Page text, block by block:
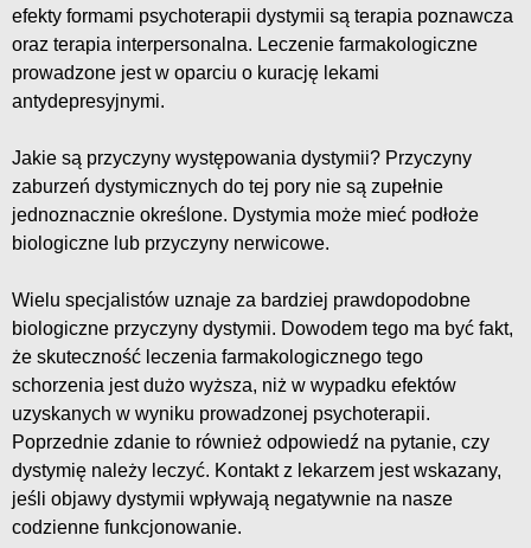
efekty formami psychoterapii dystymii są terapia poznawcza
oraz terapia interpersonalna. Leczenie farmakologiczne
prowadzone jest w oparciu o kurację lekami
antydepresyjnymi.
Jakie są przyczyny występowania dystymii? Przyczyny
zaburzeń dystymicznych do tej pory nie są zupełnie
jednoznacznie określone. Dystymia może mieć podłoże
biologiczne lub przyczyny nerwicowe.
Wielu specjalistów uznaje za bardziej prawdopodobne
biologiczne przyczyny dystymii. Dowodem tego ma być fakt,
że skuteczność leczenia farmakologicznego tego
schorzenia jest dużo wyższa, niż w wypadku efektów
uzyskanych w wyniku prowadzonej psychoterapii.
Poprzednie zdanie to również odpowiedź na pytanie, czy
dystymię należy leczyć. Kontakt z lekarzem jest wskazany,
jeśli objawy dystymii wpływają negatywnie na nasze
codzienne funkcjonowanie.